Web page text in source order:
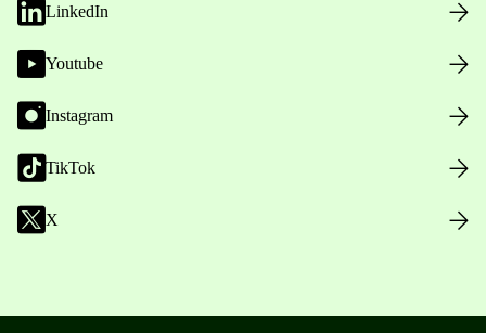
LinkedIn
Youtube
Instagram
TikTok
X